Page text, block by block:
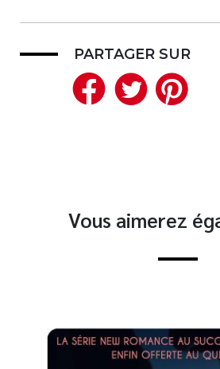
PARTAGER SUR
Vous aimerez